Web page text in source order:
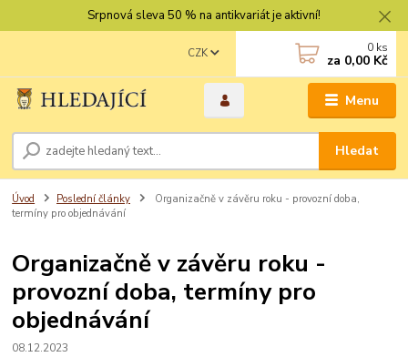
Srpnová sleva 50 % na antikvariát je aktivní!
Menu
CZK
Hledat
0 ks
za 0,00 Kč
Úvod Poslední články
Organizačně v závěru roku - provozní doba,
termíny pro objednávání
Organizačně v závěru roku -
provozní doba, termíny pro
objednávání
08.12.2023